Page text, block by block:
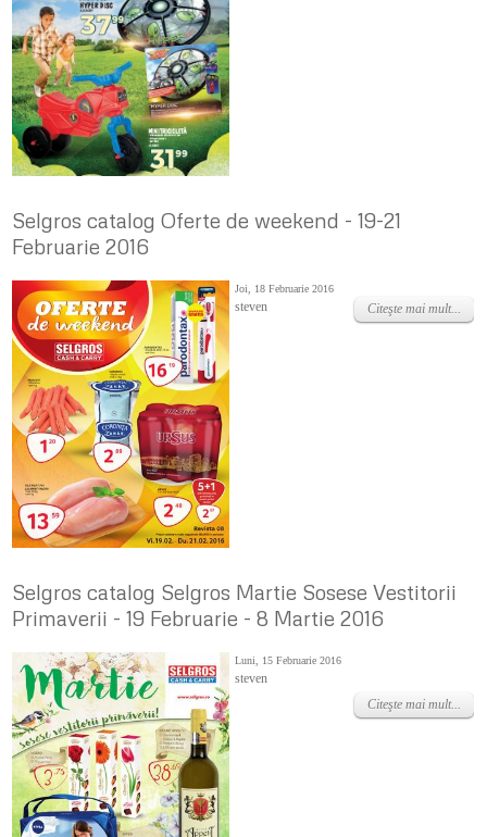
Selgros catalog Oferte de weekend - 19-21
Februarie 2016
Joi, 18 Februarie 2016
steven Citeşte mai mult...
Selgros catalog Selgros Martie Sosese Vestitorii
Primaverii - 19 Februarie - 8 Martie 2016
Luni, 15 Februarie 2016
steven
Citeşte mai mult...